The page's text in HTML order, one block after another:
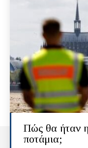
Πώς θα ήταν
ποτάμια;